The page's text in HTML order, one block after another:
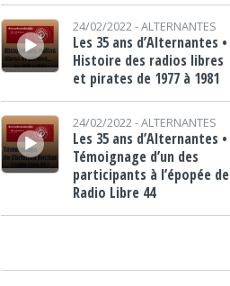
Lecteur audio
24/02/2022 -ALTERNANTES
Les 35 ans d’Alternantes •
Histoire des radios libres
et pirates de 1977 à 1981
Lecteur audio
24/02/2022 -ALTERNANTES
Les 35 ans d’Alternantes •
Témoignage d’un des
participants à l’épopée de
Radio Libre 44